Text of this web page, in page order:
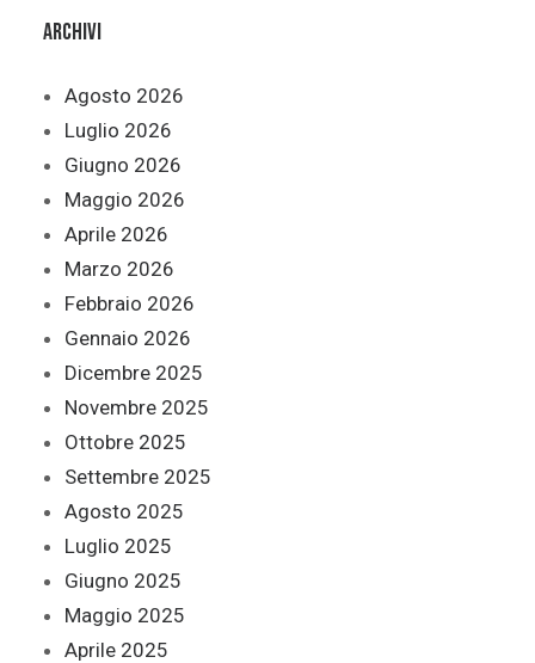
Archivi
Agosto 2026
Luglio 2026
Giugno 2026
Maggio 2026
Aprile 2026
Marzo 2026
Febbraio 2026
Gennaio 2026
Dicembre 2025
Novembre 2025
Ottobre 2025
Settembre 2025
Agosto 2025
Luglio 2025
Giugno 2025
Maggio 2025
Aprile 2025